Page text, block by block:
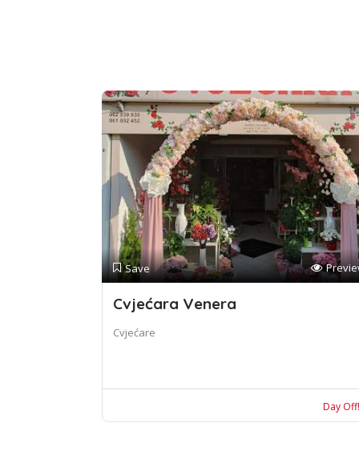
Save
Cvjećara Venera
Cvjećare
Day